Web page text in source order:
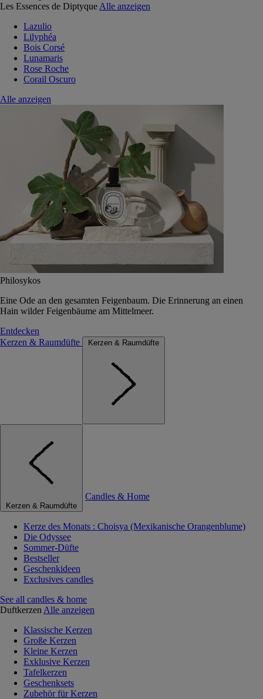
Les Essences de Diptyque Alle anzeigen
Lazulio
Lilyphéa
Bois Corsé
Lunamaris
Rose Roche
Corail Oscuro
Alle anzeigen
Philosykos
Eine Ode an den gesamten Feigenbaum. Die Erinnerung an einen
Hain wilder Feigenbäume am Mittelmeer.
Entdecken
Kerzen & Raumdüfte
Kerzen & Raumdüfte
Kerzen & Raumdüfte
Candles & Home
Kerze des Monats : Choisya (Mexikanische Orangenblume)
Die Odyssee
Sommer-Düfte
Bestseller
Geschenkideen
Exclusives candles
See all candles & home
Duftkerzen Alle anzeigen
Klassische Kerzen
Große Kerzen
Kleine Kerzen
Exklusive Kerzen
Tafelkerzen
Geschenksets
Zubehör für Kerzen